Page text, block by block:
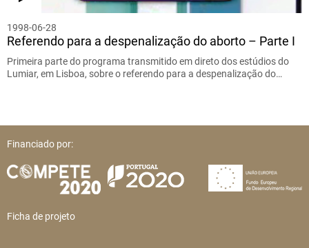
1998-06-28
Referendo para a despenalização do aborto – Parte I
Primeira parte do programa transmitido em direto dos estúdios do
Lumiar, em Lisboa, sobre o referendo para a despenalização do…
Financiado por:
Ficha de projeto